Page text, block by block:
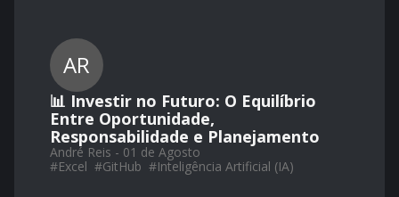
AR
📊 Investir no Futuro: O Equilíbrio
Entre Oportunidade,
Responsabilidade e Planejamento
André Reis - 01 de Agosto
#Excel #GitHub #Inteligência Artificial (IA)